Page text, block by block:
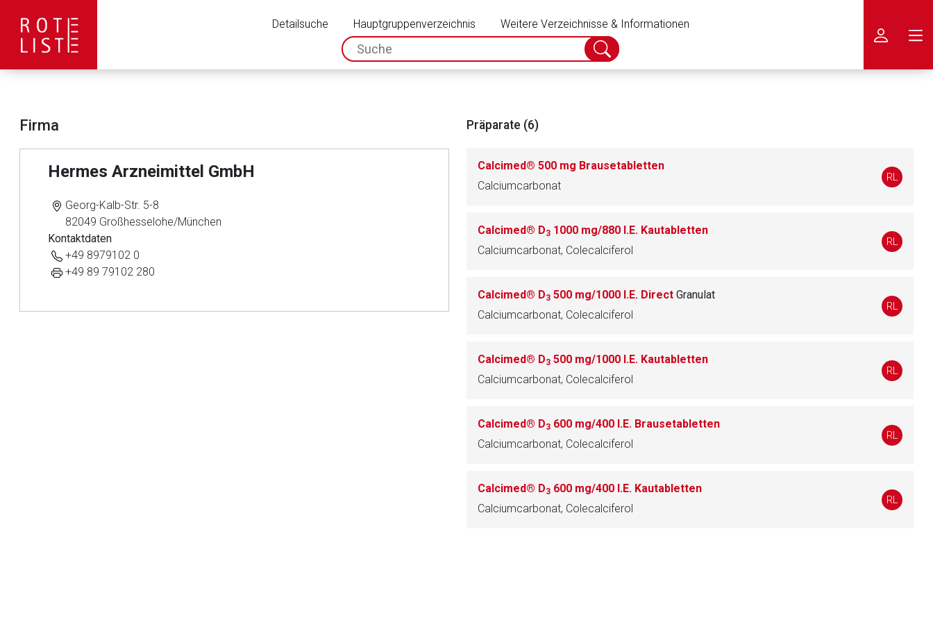
Detailsuche Hauptgruppenverzeichnis
Weitere Verzeichnisse & Informationen
spc.search.input.placeholder
Suche
abschicken
Firma
Hermes Arzneimittel GmbH
Georg-Kalb-Str. 5-8
82049 Großhesselohe/München
Kontaktdaten
+49 8979102 0
+49 89 79102 280
Präparate (6)
Calcimed® 500 mg Brausetabletten
Calciumcarbonat
RL
Calcimed® D3 1000 mg/880 I.E. Kautabletten
Calciumcarbonat, Colecalciferol
RL
Calcimed® D3 500 mg/1000 I.E. Direct Granulat
Calciumcarbonat, Colecalciferol
RL
Calcimed® D3 500 mg/1000 I.E. Kautabletten
Calciumcarbonat, Colecalciferol
RL
Calcimed® D3 600 mg/400 I.E. Brausetabletten
Calciumcarbonat, Colecalciferol
RL
Calcimed® D3 600 mg/400 I.E. Kautabletten
Calciumcarbonat, Colecalciferol
RL
Der von Ihnen aufgerufene Link öffnet eine externe Web-Seite. Für die Inhalte der externen Web-Seite ist deren